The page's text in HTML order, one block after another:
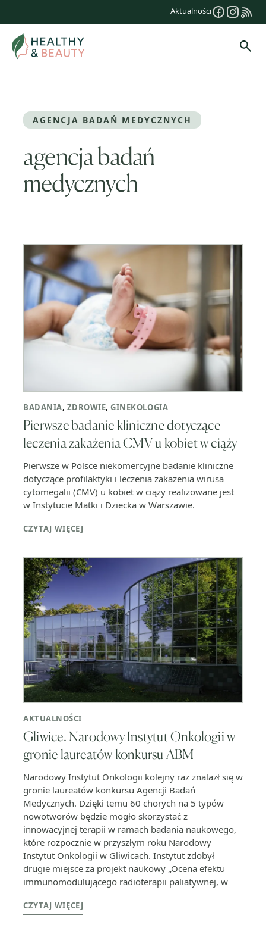
treści
Aktualności
AGENCJA BADAŃ MEDYCZNYCH
agencja badań
medycznych
BADANIA, ZDROWIE,GINEKOLOGIA
Pierwsze badanie kliniczne dotyczące
leczenia zakażenia CMV u kobiet w ciąży
Pierwsze w Polsce niekomercyjne badanie kliniczne
dotyczące profilaktyki i leczenia zakażenia wirusa
cytomegalii (CMV) u kobiet w ciąży realizowane jest
w Instytucie Matki i Dziecka w Warszawie.
CZYTAJ WIĘCEJ
AKTUALNOŚCI
Gliwice. Narodowy Instytut Onkologii w
gronie laureatów konkursu ABM
Narodowy Instytut Onkologii kolejny raz znalazł się w
gronie laureatów konkursu Agencji Badań
Medycznych. Dzięki temu 60 chorych na 5 typów
nowotworów będzie mogło skorzystać z
innowacyjnej terapii w ramach badania naukowego,
które rozpocznie w przyszłym roku Narodowy
Instytut Onkologii w Gliwicach. Instytut zdobył
drugie miejsce za projekt naukowy „Ocena efektu
immunomodulującego radioterapii paliatywnej, w
CZYTAJ WIĘCEJ